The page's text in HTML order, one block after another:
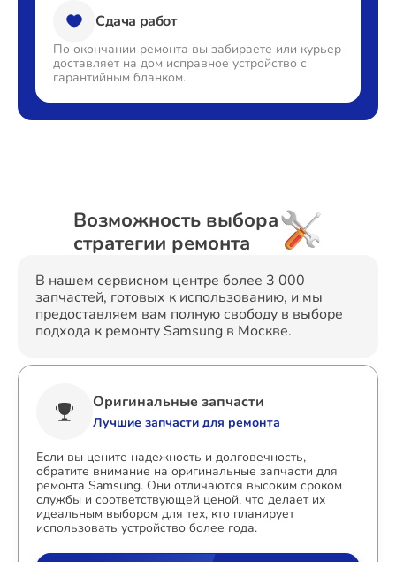
Сдача работ
По окончании ремонта вы забираете или курьер
доставляет на дом исправное устройство с
гарантийным бланком.
Возможность выбора
стратегии ремонта
В нашем сервисном центре более 3 000
запчастей, готовых к использованию, и мы
предоставляем вам полную свободу в выборе
подхода к ремонту Samsung в Москве.
Оригинальные запчасти
Лучшие запчасти для ремонта
Если вы цените надежность и долговечность,
обратите внимание на оригинальные запчасти для
ремонта Samsung. Они отличаются высоким сроком
службы и соответствующей ценой, что делает их
идеальным выбором для тех, кто планирует
использовать устройство более года.